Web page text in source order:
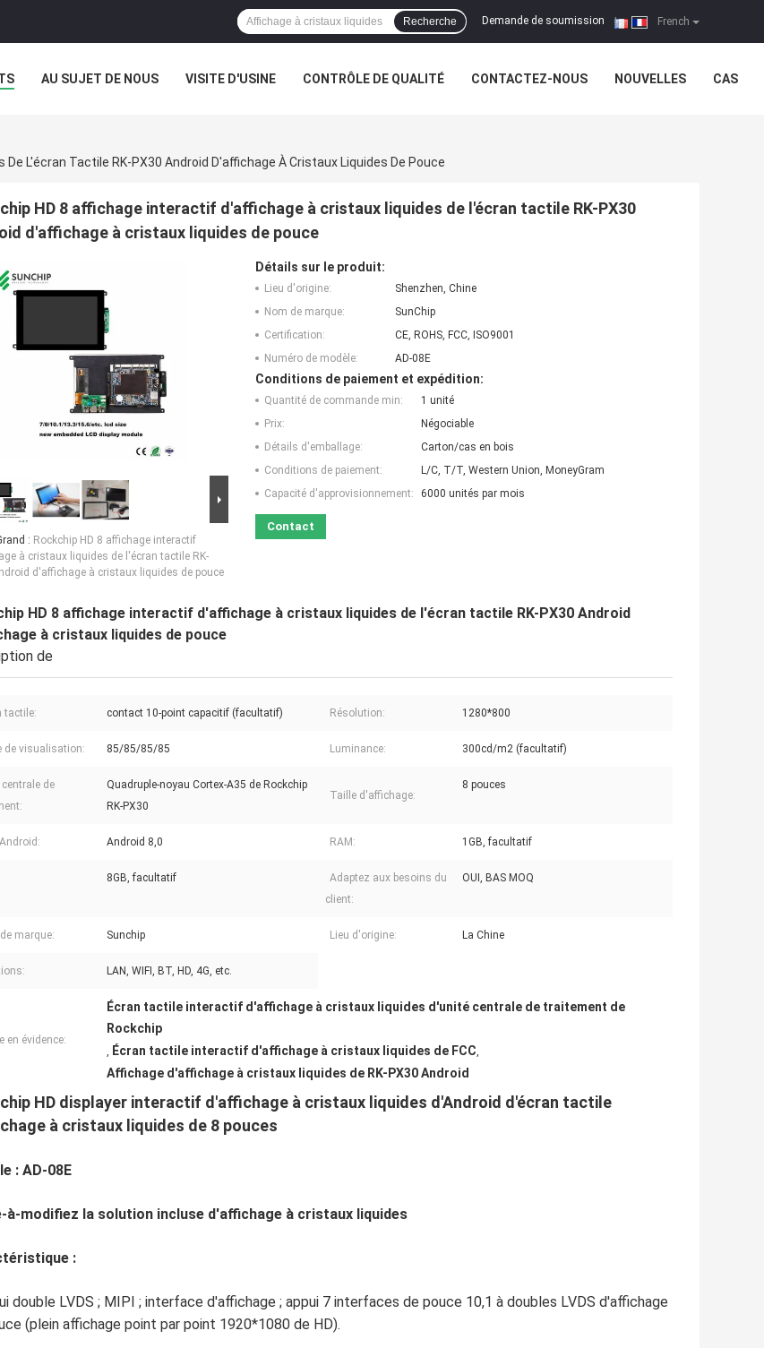
French
Demande de soumission |
Recherche
AU SUJET DE NOUS VISITE D'USINE CONTRÔLE DE QUALITÉ CONTACTEZ-NOUS NOUVELLES CAS
L'écran Tactile RK-PX30 Android D'affichage À Cristaux Liquides De Pouce
HD 8 affichage interactif d'affichage à cristaux liquides de l'écran tactile RK-PX30
d'affichage à cristaux liquides de pouce
: Rockchip HD 8 affichage interactif
à cristaux liquides de l'écran tactile RK-
d'affichage à cristaux liquides de pouce
Détails sur le produit:
Lieu d'origine:
Shenzhen, Chine
Nom de marque:
SunChip
Certification:
CE, ROHS, FCC, ISO9001
Numéro de modèle:
AD-08E
Conditions de paiement et expédition:
Quantité de commande min:
1 unité
Prix:
Négociable
Détails d'emballage:
Carton/cas en bois
Conditions de paiement:
L/C, T/T, Western Union, MoneyGram
Capacité d'approvisionnement:
6000 unités par mois
Contact
HD 8 affichage interactif d'affichage à cristaux liquides de l'écran tactile RK-PX30 Android
à cristaux liquides de pouce
de
tactile: contact 10-point capacitif (facultatif) Résolution: 1280*800
de visualisation: 85/85/85/85 Luminance: 300cd/m2 (facultatif)
centrale de
Quadruple-noyau Cortex-A35 de Rockchip
RK-PX30
Taille d'affichage:
8 pouces
Android 8,0 RAM: 1GB, facultatif
8GB, facultatif
Adaptez aux besoins du
client:
OUI, BAS MOQ
marque: Sunchip Lieu d'origine: La Chine
LAN, WIFI, BT, HD, 4G, etc.
en évidence:
Écran tactile interactif d'affichage à cristaux liquides d'unité centrale de traitement de
Rockchip
Écran tactile interactif d'affichage à cristaux liquides de FCC
Affichage d'affichage à cristaux liquides de RK-PX30 Android
HD displayer interactif d'affichage à cristaux liquides d'Android d'écran tactile
à cristaux liquides de 8 pouces
: AD-08E
à-modifiez la solution incluse d'affichage à cristaux liquides
:
double LVDS ; MIPI ; interface d'affichage ; appui 7 interfaces de pouce 10,1 à doubles LVDS d'affichage
(plein affichage point par point 1920*1080 de HD).